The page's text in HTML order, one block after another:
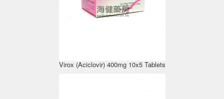
Virox (Aciclovir) 400mg 10x5 Tablets